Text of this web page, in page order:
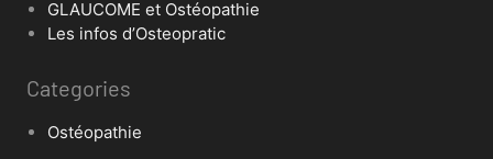
GLAUCOME et Ostéopathie
Les infos d’Osteopratic
Categories
Ostéopathie